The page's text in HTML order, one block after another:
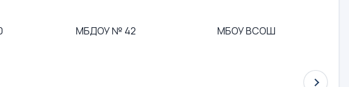
МБДОУ № 42 МБОУ ВСОШ